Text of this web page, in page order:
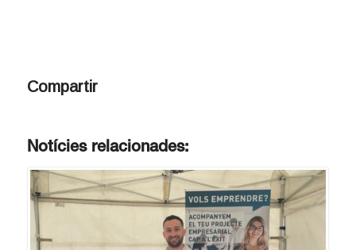
Compartir
Notícies relacionades: